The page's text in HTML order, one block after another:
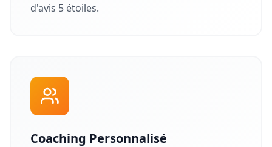
d'avis 5 étoiles.
Coaching Personnalisé